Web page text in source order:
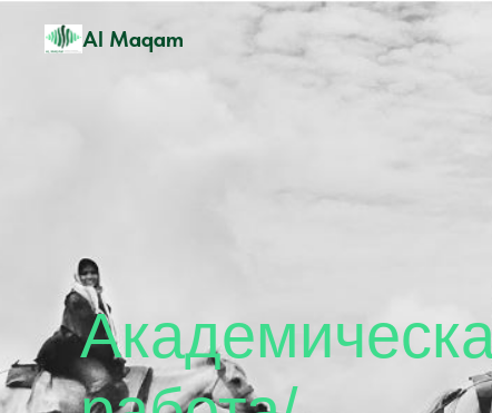
Al Maqam
Академическая
работа/